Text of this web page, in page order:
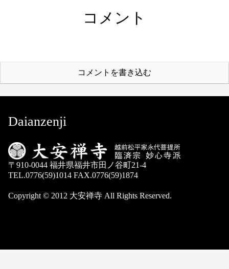
コメント
コメントを書き込む
Daianzenji
〒910-0044 福井県福井市田ノ谷町21-4
TEL.0776(59)1014 FAX.0776(59)1874
Copyright © 2012 大安禅寺 All Rights Reserved.